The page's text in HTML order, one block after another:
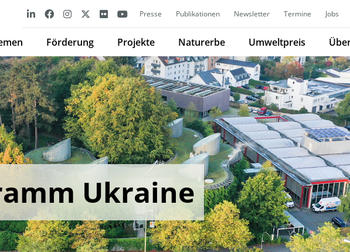
Presse Publikationen Newsletter Termine Jobs
Förderung Projekte Naturerbe Umweltpreis
Ukraine